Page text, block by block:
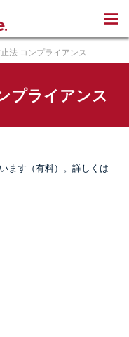
法 コンプライアンス
プライアンス
ます（有料）。詳しくは